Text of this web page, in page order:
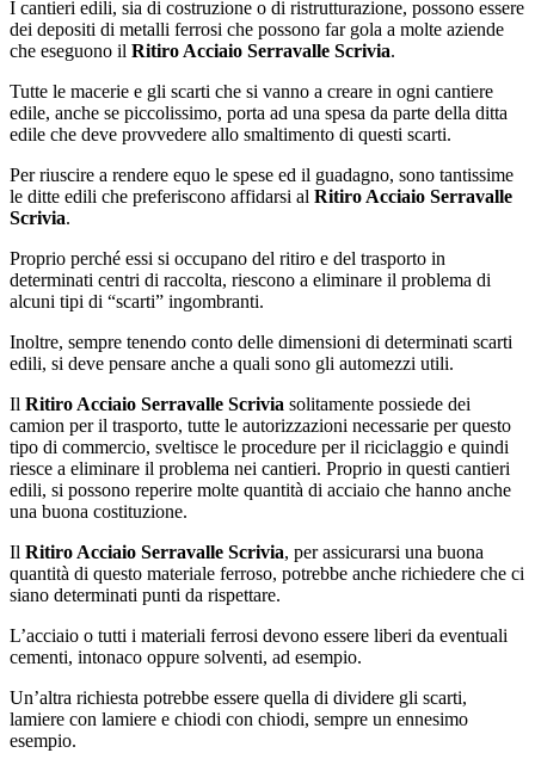
I cantieri edili, sia di costruzione o di ristrutturazione, possono essere
dei depositi di metalli ferrosi che possono far gola a molte aziende
che eseguono il Ritiro Acciaio Serravalle Scrivia.
Tutte le macerie e gli scarti che si vanno a creare in ogni cantiere
edile, anche se piccolissimo, porta ad una spesa da parte della ditta
edile che deve provvedere allo smaltimento di questi scarti.
Per riuscire a rendere equo le spese ed il guadagno, sono tantissime
le ditte edili che preferiscono affidarsi al Ritiro Acciaio Serravalle
Scrivia.
Proprio perché essi si occupano del ritiro e del trasporto in
determinati centri di raccolta, riescono a eliminare il problema di
alcuni tipi di “scarti” ingombranti.
Inoltre, sempre tenendo conto delle dimensioni di determinati scarti
edili, si deve pensare anche a quali sono gli automezzi utili.
Il Ritiro Acciaio Serravalle Scrivia solitamente possiede dei
camion per il trasporto, tutte le autorizzazioni necessarie per questo
tipo di commercio, sveltisce le procedure per il riciclaggio e quindi
riesce a eliminare il problema nei cantieri. Proprio in questi cantieri
edili, si possono reperire molte quantità di acciaio che hanno anche
una buona costituzione.
Il Ritiro Acciaio Serravalle Scrivia, per assicurarsi una buona
quantità di questo materiale ferroso, potrebbe anche richiedere che ci
siano determinati punti da rispettare.
L’acciaio o tutti i materiali ferrosi devono essere liberi da eventuali
cementi, intonaco oppure solventi, ad esempio.
Un’altra richiesta potrebbe essere quella di dividere gli scarti,
lamiere con lamiere e chiodi con chiodi, sempre un ennesimo
esempio.